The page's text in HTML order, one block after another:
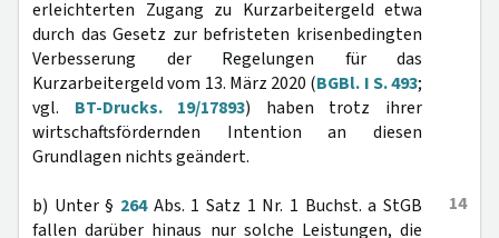
erleichterten Zugang zu Kurzarbeitergeld etwa
durch das Gesetz zur befristeten krisenbedingten
Verbesserung der Regelungen für das
Kurzarbeitergeld vom 13. März 2020 (BGBl. I S. 493;
vgl. BT-Drucks. 19/17893) haben trotz ihrer
wirtschaftsfördernden Intention an diesen
Grundlagen nichts geändert.
14
b) Unter § 264Abs. 1 Satz 1 Nr. 1 Buchst. a StGB
fallen darüber hinaus nur solche Leistungen, die